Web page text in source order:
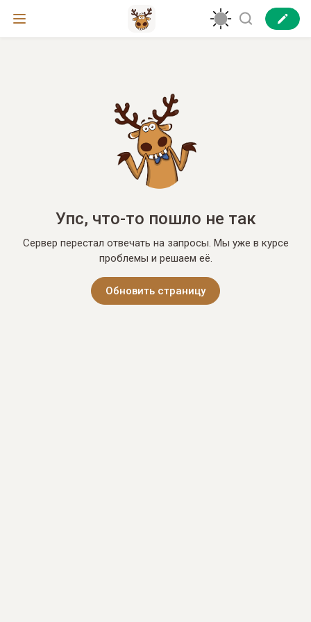
Упс, что-то пошло не так
Сервер перестал отвечать на запросы. Мы уже в курсе
проблемы и решаем её.
Обновить страницу